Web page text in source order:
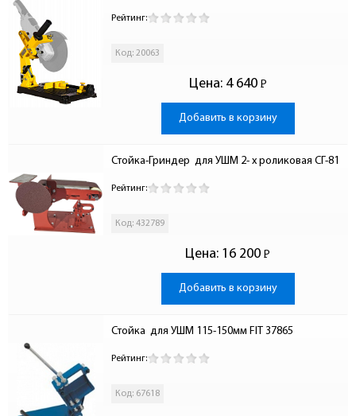
Рейтинг:
Код: 20063
Цена: 4 640 Р
-
Добавить в корзину
Стойка-Гриндер  для УШМ 2- х роликовая СГ-81
Рейтинг:
Код: 432789
Цена: 16 200 Р
-
Добавить в корзину
Стойка  для УШМ 115-150мм FIT 37865
Рейтинг:
Код: 67618